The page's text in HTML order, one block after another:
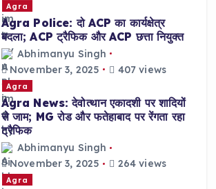
Agra
Agra Police: दो ACP का कार्यक्षेत्र
बदला; ACP ट्रैफिक और ACP छत्ता नियुक्त
Abhimanyu Singh
November 3, 2025
407 views
Agra
Agra News: देवोत्थान एकादशी पर शादियों
से जाम; MG रोड और फतेहाबाद पर रेंगता रहा
ट्रैफिक
Abhimanyu Singh
November 3, 2025
264 views
Agra